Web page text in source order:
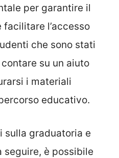
per garantire il
facilitare l’accesso
che sono stati
su un aiuto
i materiali
educativo.
sulla graduatoria e
seguire, è possibile